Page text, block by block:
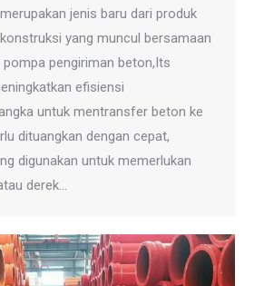
jenis baru dari produk
yang muncul bersamaan
pengiriman beton,Its
efisiensi
untuk mentransfer beton ke
dituangkan dengan cepat,
digunakan untuk memerlukan
derek…